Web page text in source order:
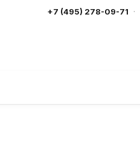
+7 (495) 278-09-71 ·